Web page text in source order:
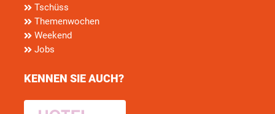
Tschüss
Themenwochen
Weekend
Jobs
KENNEN SIE AUCH?